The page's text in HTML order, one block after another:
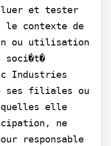
et tester
le contexte de
ou utilisation
soci�t�
Industries
ses filiales ou
elle
ne
responsable